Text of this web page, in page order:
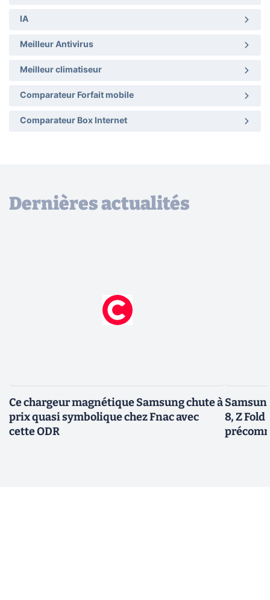
IA
Meilleur Antivirus
Meilleur climatiseur
Comparateur Forfait mobile
Comparateur Box Internet
Dernières actualités
Ce chargeur magnétique Samsung chute à
prix quasi symbolique chez Fnac avec
cette ODR
8, Z Fold